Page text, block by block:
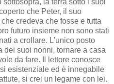
la terra sotto i suoi
che Peter, il suo
credeva che fosse e tutta
futuro insieme non sono stati
a crollare. L'unico posto
dei suoi nonni, tornare a casa
da fare. Il lettore conosce
esistenziale ed è innegabile
si crei un legame con lei.